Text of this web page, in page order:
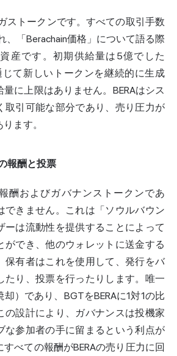
ストークンです。すべての取引手数
、「Berachain価格」について語る際
産です。初期供給量は5億でした
じて新しいトークンを継続的に生成
に上限はありません。BERAはシス
取引可能な部分であり、売り圧力が
ます。
報酬と投票
酬およびガバナンストークンであ
できません。これは「ソウルバウン
ーは流動性を提供することによって
ができ、他のウォレットに送金する
保有者はこれを使用して、発行をバ
たり、投票を行ったりします。唯一
）であり、BGTをBERAに1対1の比
の設計により、ガバナンスは投機家
な参加者の手に留まるという利点が
べての報酬がBERAの売り圧力に回